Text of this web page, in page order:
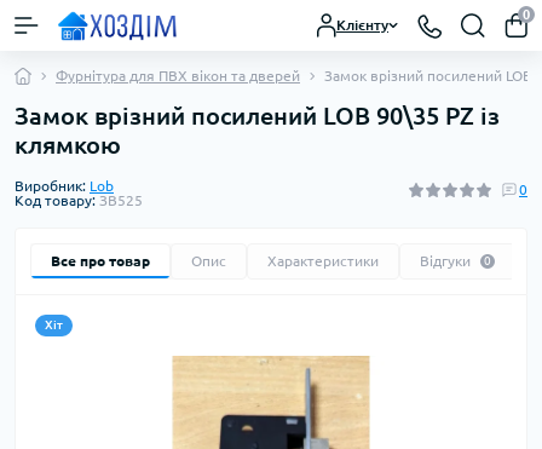
Клієнту
0
Фурнітура для ПВХ вікон та дверей Замок врізний посилений LOB
Замок врізний посилений LOB 90\35 PZ із
клямкою
Виробник: Lob
Код товару: ЗВ525
0
Все про товар Опис Характеристики Відгуки 0
Хіт